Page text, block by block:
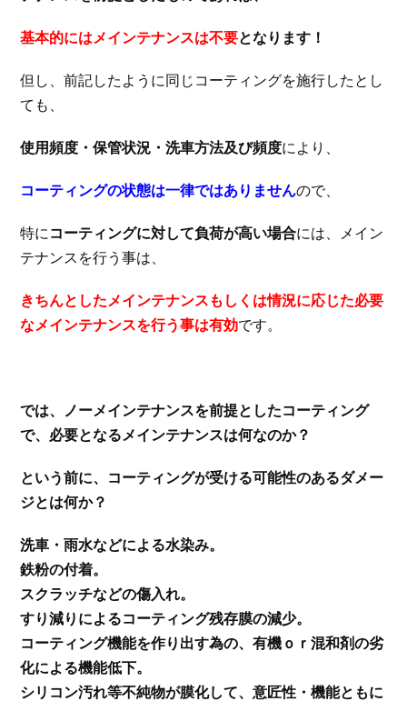
基本的にはメインテナンスは不要となります！
但し、前記したように同じコーティングを施行したとし
ても、
使用頻度・保管状況・洗車方法及び頻度により、
コーティングの状態は一律ではありませんので、
特にコーティングに対して負荷が高い場合には、メイン
テナンスを行う事は、
きちんとしたメインテナンスもしくは情況に応じた必要
なメインテナンスを行う事は有効です。
では、ノーメインテナンスを前提としたコーティング
で、必要となるメインテナンスは何なのか？
という前に、コーティングが受ける可能性のあるダメー
ジとは何か？
洗車・雨水などによる水染み。
鉄粉の付着。
スクラッチなどの傷入れ。
すり減りによるコーティング残存膜の減少。
コーティング機能を作り出す為の、有機ｏｒ混和剤の劣
化による機能低下。
シリコン汚れ等不純物が膜化して、意匠性・機能ともに